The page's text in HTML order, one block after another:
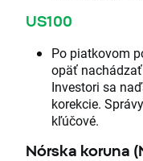
US100
Po piatkovom
opäť
Investori sa
korekcie.
kľúčové.
Nórska koruna